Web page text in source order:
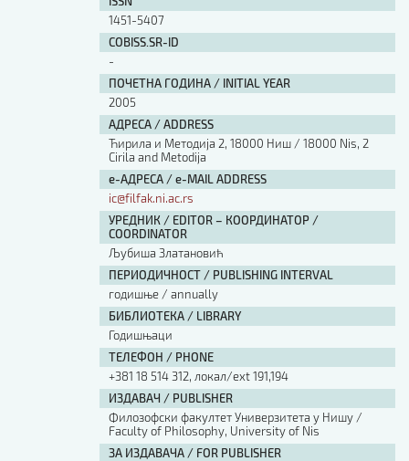
1451-5407
COBISS.SR-ID
-
ПОЧЕТНА ГОДИНА / INITIAL YEAR
2005
АДРЕСА / ADDRESS
Ћирила и Методија 2, 18000 Ниш / 18000 Nis, 2
Cirila and Metodija
е-АДРЕСА / e-MAIL ADDRESS
ic@filfak.ni.ac.rs
УРЕДНИК / EDITOR – КООРДИНАТОР /
COORDINATOR
Љубиша Златановић
ПЕРИОДИЧНОСТ / PUBLISHING INTERVAL
годишње / annually
БИБЛИОТЕКА / LIBRARY
Годишњаци
ТЕЛЕФОН / PHONE
+381 18 514 312, локал/ext 191,194
ИЗДАВАЧ / PUBLISHER
Филозофски факултет Универзитета у Нишу /
Faculty of Philosophy, University of Nis
ЗА ИЗДАВАЧА / FOR PUBLISHER